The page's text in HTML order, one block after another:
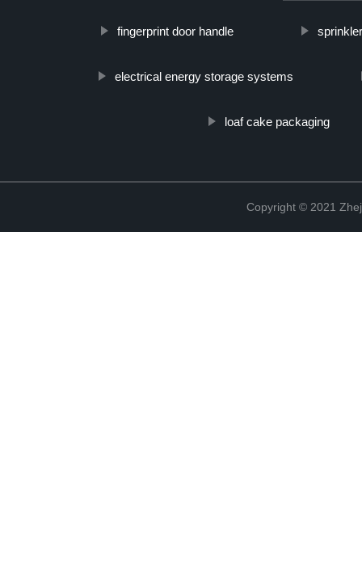
fingerprint door handle
electrical energy storage systems
loaf cake packaging
Copyright © 2021